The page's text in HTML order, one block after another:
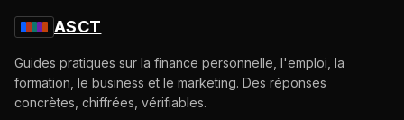
ASCT
Guides pratiques sur la finance personnelle, l'emploi, la
formation, le business et le marketing. Des réponses
concrètes, chiffrées, vérifiables.